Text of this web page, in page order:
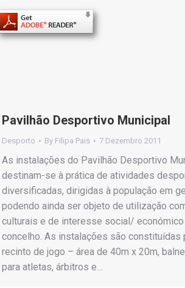
Pavilhão Desportivo Municipal
Desporto By Filipa Pais 7 Dezembro 2011
As instalações do Pavilhão Desportivo
destinam-se à prática de atividades
diversificadas, dirigidas à população em
podendo ainda ser objeto de utilização
culturais e de interesse social/ económico
concelho. As instalações são constituídas
recinto de jogo – área de 40m x 20m,
para atletas, árbitros e…